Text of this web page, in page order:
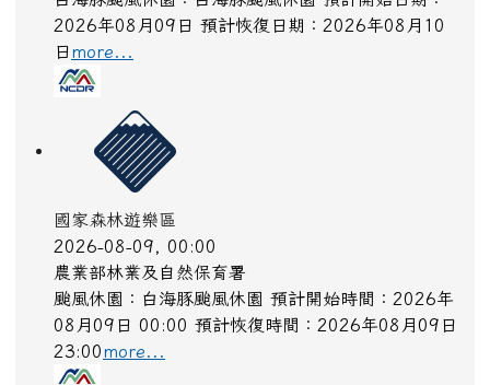
2026-08-09, 00:00
農業部林業及自然保育署
白海豚颱風休園：白海豚颱風休園 預計開始日期：
more...
國家森林遊樂區
2026-08-09, 00:00
農業部林業及自然保育署
颱風休園：白海豚颱風休園 預計開始時間：2026年